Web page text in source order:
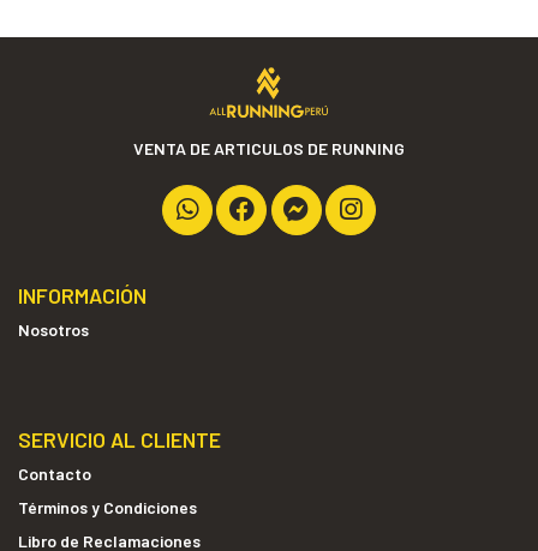
VENTA DE ARTICULOS DE RUNNING
INFORMACIÓN
Nosotros
SERVICIO AL CLIENTE
Contacto
Términos y Condiciones
Libro de Reclamaciones